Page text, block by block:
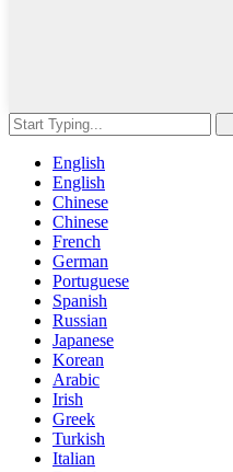
English
English
Chinese
Chinese
French
German
Portuguese
Spanish
Russian
Japanese
Korean
Arabic
Irish
Greek
Turkish
Italian